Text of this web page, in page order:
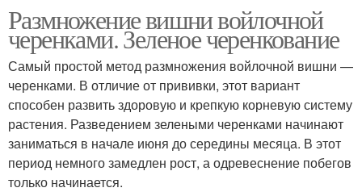
Размножение вишни войлочной
черенками. Зеленое черенкование
Самый простой метод размножения войлочной вишни —
черенками. В отличие от прививки, этот вариант
способен развить здоровую и крепкую корневую систему
растения. Разведением зелеными черенками начинают
заниматься в начале июня до середины месяца. В этот
период немного замедлен рост, а одревеснение побегов
только начинается.